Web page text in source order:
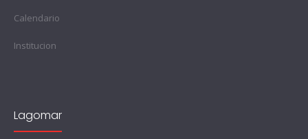
Calendario
Institucion
Lagomar